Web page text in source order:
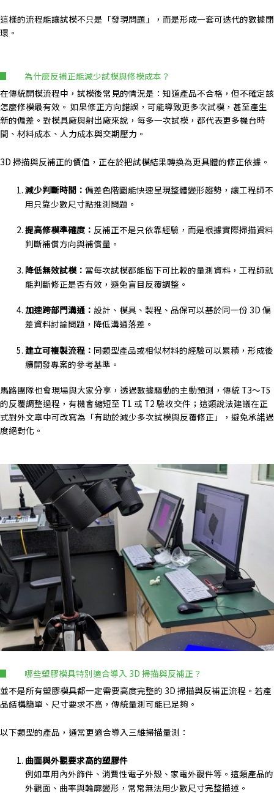
這樣的流程能讓試模不只是「發現問題」，而是形成一套可迭代的數據閉
環。
為什麼反補正能減少試模與修模成本？
在傳統開模流程中，試模後常見的情況是：知道產品不合格，但不確定該
怎麼修模最有效。 如果修正方向錯誤，可能導致更多次試模，甚至產生
新的偏差。對模具廠與射出廠來說，每多一次試模，都代表更多機台時
間、材料成本、人力成本與交期壓力。
3D 掃描與反補正的價值，正在於把試模結果轉換為更具體的修正依據。
減少判斷時間：偏差色階圖能快速呈現整體變形趨勢，讓工程師不
用只靠少數尺寸點推測問題。
提高修模準確度： 反補正不是只依靠經驗，而是根據實際掃描資料
判斷補償方向與補償量。
降低無效試模： 當每次試模都能留下可比較的量測資料，工程師就
能判斷修正是否有效，避免盲目反覆調整。
加速跨部門溝通：設計、模具、製程、品保可以基於同一份 3D 偏
差資料討論問題，降低溝通落差。
建立可複製流程： 同類型產品或相似材料的經驗可以累積，形成後
續開發專案的參考基準。
馬路團隊也會現場與大家分享，透過數據驅動的主動預測，傳統 T3～T5
的反覆調整過程，有機會縮短至 T1 或 T2 驗收交件；這類說法建議在正
式對外文章中可改寫為「有助於減少多次試模與反覆修正」，避免承諾過
度絕對化。
哪些塑膠模具特別適合導入 3D 掃描與反補正？
並不是所有塑膠模具都一定需要高度完整的 3D 掃描與反補正流程。若產
品結構簡單、尺寸要求不高，傳統量測可能已足夠。
以下類型的產品，通常更適合導入三維掃描量測：
曲面與外觀要求高的塑膠件
例如車用內外飾件、消費性電子外殼、家電外觀件等。這類產品的
外觀面、曲率與輪廓變形，常常無法用少數尺寸完整描述。